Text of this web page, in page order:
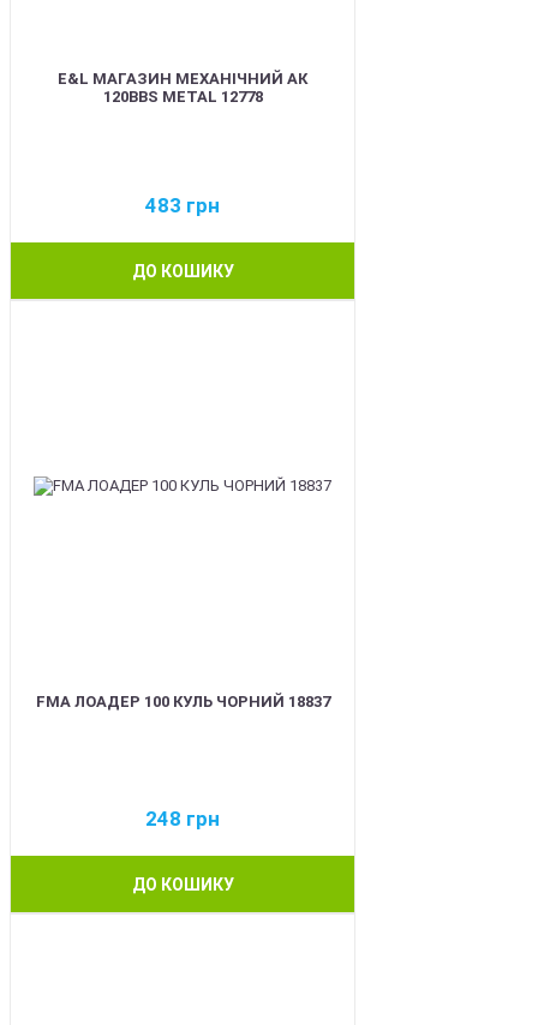
E&L МАГАЗИН МЕХАНІЧНИЙ АК
120BBS METAL 12778
483 грн
ДО КОШИКУ
FMA ЛОАДЕР 100 КУЛЬ ЧОРНИЙ 18837
248 грн
ДО КОШИКУ